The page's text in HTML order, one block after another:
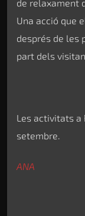
de relaxament
Una acció que
després de les
part dels
Les activitats a
setembre.
ANA